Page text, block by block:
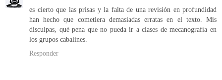
es cierto que las prisas y la falta de una revisión en profundidad
han hecho que cometiera demasiadas erratas en el texto. Mis
disculpas, qué pena que no pueda ir a clases de mecanografía en
los grupos cabalines.
Responder